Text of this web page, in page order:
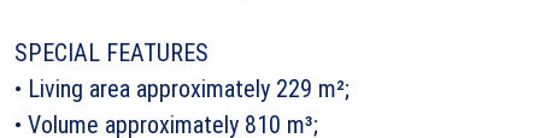
SPECIAL FEATURES
• Living area approximately 229 m²;
• Volume approximately 810 m³;